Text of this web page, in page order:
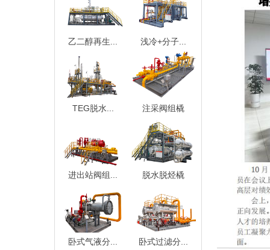
乙二醇再生... 浅冷+分子...
TEG脱水... 注采阀组橇
进出站阀组... 脱水脱烃橇
卧式气液分... 卧式过滤分...